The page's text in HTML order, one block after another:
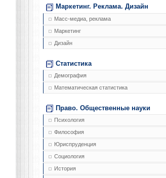
Маркетинг. Реклама. Дизайн
Масс-медиа, реклама
Маркетинг
Дизайн
Статистика
Демография
Математическая статистика
Право. Общественные науки
Психология
Философия
Юриспруденция
Социология
История